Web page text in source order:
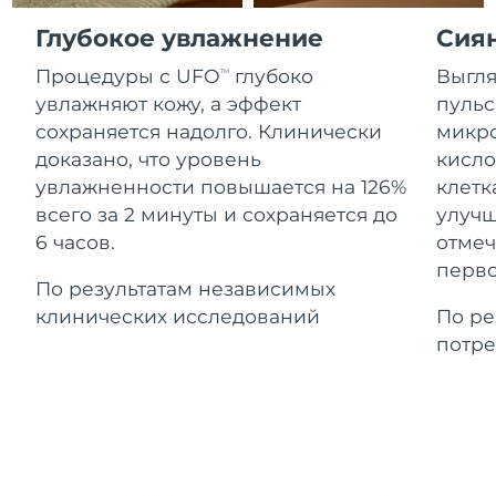
Глубокое увлажнение
Процедуры с UFOTM
глубоко
увлажняют кожу, а эффект
сохраняется надолго. Клинически
доказано, что уровень
увлажненности повышается на 126%
всего за 2 минуты и сохраняется до
6 часов.
По результатам независимых
клинических исследований
По
For healthy hair
Косметика Для мужчин
Купить
ПОДРОБНЕЕ
Гибралтар
8/15/26
Греция
Ожидаемая дата доставки
8/11/26
Гонконг (САР)
8/12/26
Венгрия
Ожидаемая дата доставки
Исландия
Ожидаемая дата доставки
Ожидаемая дата доставки